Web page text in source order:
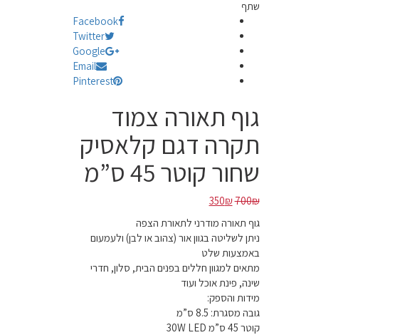
שתף
Facebook
Twitter
Google
Email
Pinterest
גוף תאורה צמוד
תקרה דגם קלאסיק
שחור קוטר 45 ס”מ
700₪
המחיר
היה:
700₪.
350₪
המחיר
הוא:
350₪.
גוף תאורה מודרני לתאורת הצפה
ניתן לשליטה בגוון אור (צהוב או לבן) ולעמעום
באמצעות שלט
מתאים למגוון חללים בפנים הבית, סלון, חדרי
שינה, פינת אוכל ועוד
מידות והספק:
גובה מסגרת: 8.5 ס”מ
קוטר 45 ס”מ 30W LED